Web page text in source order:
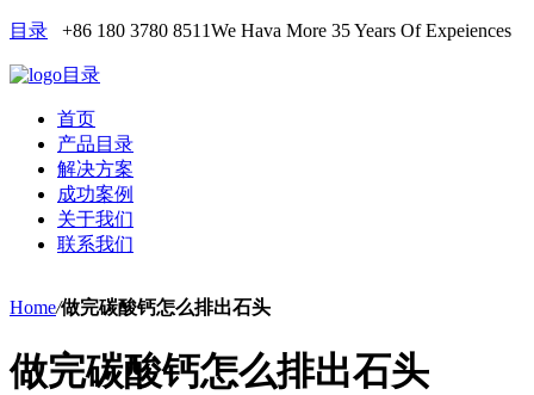
目录 +86 180 3780 8511We Hava More 35 Years Of Expeiences
目录
首页
产品目录
解决方案
成功案例
关于我们
联系我们
Home/做完碳酸钙怎么排出石头
做完碳酸钙怎么排出石头